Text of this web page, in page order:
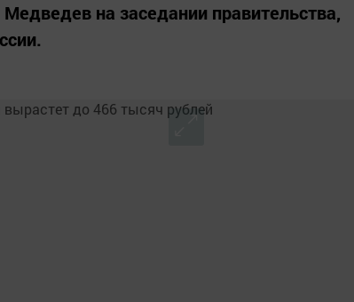
на заседании правительства,